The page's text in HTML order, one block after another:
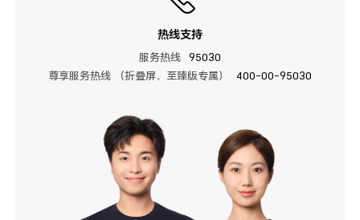
热线支持
服务热线
95030
尊享服务热线 （折叠屏、至臻版专属）
400-00-95030